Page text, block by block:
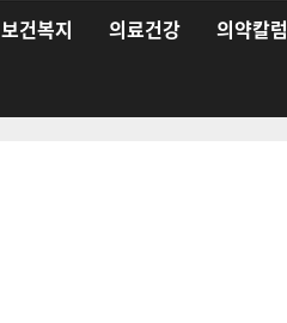
보건복지 의료건강 의약칼럼